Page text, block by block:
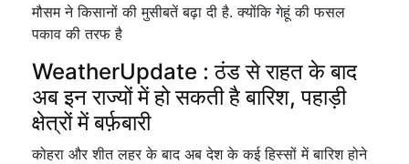
मौसम ने किसानों की मुसीबतें बढ़ा दी है. क्योंकि गेहूं की फसल
पकाव की तरफ है
WeatherUpdate : ठंड से राहत के बाद
अब इन राज्यों में हो सकती है बारिश, पहाड़ी
क्षेत्रों में बर्फ़बारी
कोहरा और शीत लहर के बाद अब देश के कई हिस्सों में बारिश होने